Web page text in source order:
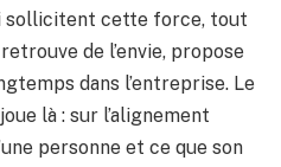
sollicitent cette force, tout
de l’envie, propose
dans l’entreprise. Le
là : sur l’alignement
personne et ce que son